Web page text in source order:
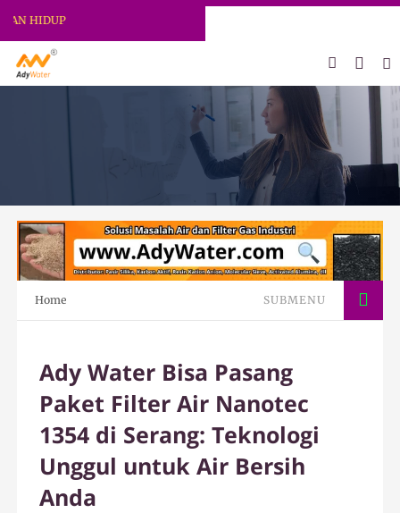
Home SUBMENU
Ady Water Bisa Pasang
Paket Filter Air Nanotec
1354 di Serang: Teknologi
Unggul untuk Air Bersih
Anda